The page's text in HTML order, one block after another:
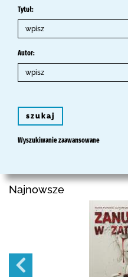
Tytuł:
Autor:
szukaj
Wyszukiwanie zaawansowane
Najnowsze